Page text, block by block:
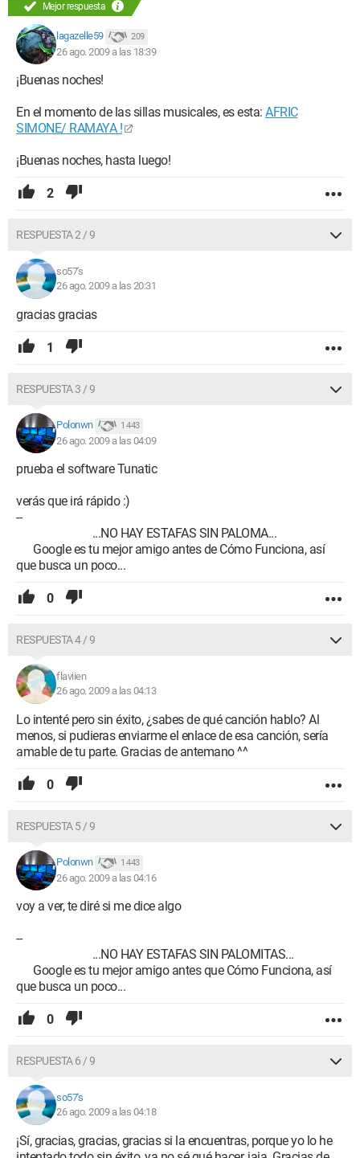
Mejor respuesta
lagazelle59 209
26 ago. 2009 a las 18:39
¡Buenas noches!
En el momento de las sillas musicales, es esta: AFRIC
SIMONE/ RAMAYA !
¡Buenas noches, hasta luego!
2
RESPUESTA 2 / 9
so57's
26 ago. 2009 a las 20:31
gracias gracias
1
RESPUESTA 3 / 9
Polonwn 1 443
26 ago. 2009 a las 04:09
prueba el software Tunatic
verás que irá rápido :)
--
...NO HAY ESTAFAS SIN PALOMA...
Google es tu mejor amigo antes de Cómo Funciona, así
que busca un poco...
0
RESPUESTA 4 / 9
flaviien
26 ago. 2009 a las 04:13
Lo intenté pero sin éxito, ¿sabes de qué canción hablo? Al
menos, si pudieras enviarme el enlace de esa canción, sería
amable de tu parte. Gracias de antemano ^^
0
RESPUESTA 5 / 9
Polonwn 1 443
26 ago. 2009 a las 04:16
voy a ver, te diré si me dice algo
--
...NO HAY ESTAFAS SIN PALOMITAS...
Google es tu mejor amigo antes que Cómo Funciona, así
que busca un poco...
0
RESPUESTA 6 / 9
so57's
26 ago. 2009 a las 04:18
¡Sí, gracias, gracias, gracias si la encuentras, porque yo lo he